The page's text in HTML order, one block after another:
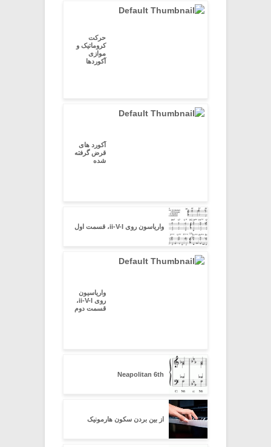
حرکت
کروماتیک و
موازی
آکوردها
آکورد های
قرض گرفته
شده
واریاسون روی ii-V-I، قسمت اول
واریاسیون
روی ii-V-I،
قسمت دوم
Neapolitan 6th
از بین بردن سکون هارمونیک